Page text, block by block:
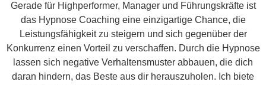
Gerade für Highperformer, Manager und Führungskräfte ist
das Hypnose Coaching eine einzigartige Chance, die
Leistungsfähigkeit zu steigern und sich gegenüber der
Konkurrenz einen Vorteil zu verschaffen. Durch die Hypnose
lassen sich negative Verhaltensmuster abbauen, die dich
daran hindern, das Beste aus dir herauszuholen. Ich biete